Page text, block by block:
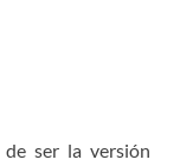
ser la versión